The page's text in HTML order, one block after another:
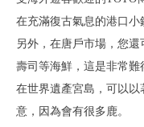
在充滿復古氣息的港口小
另外，在唐戶市場，您
壽司等海鮮，這是非常難
在世界遺產宮島，可以
意，因為會有很多鹿。